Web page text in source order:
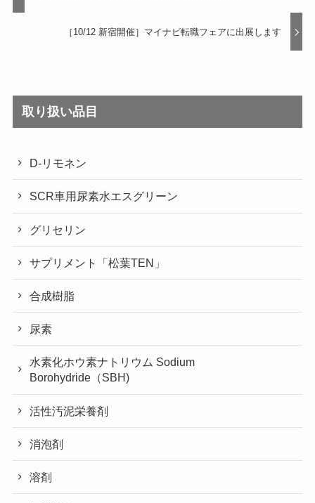
［10/12 新宿開催］マイナビ転職フェアに出展します
取り扱い品目
D-リモネン
SCR車用尿素水エスグリーン
グリセリン
サプリメント「松葉TEN」
合成樹脂
尿素
水素化ホウ素ナトリウム Sodium
Borohydride（SBH)
活性汚泥栄養剤
消泡剤
溶剤